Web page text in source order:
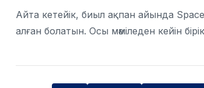
Айта кетейік, биыл ақпан айында
алған болатын. Осы мәміледен кейін